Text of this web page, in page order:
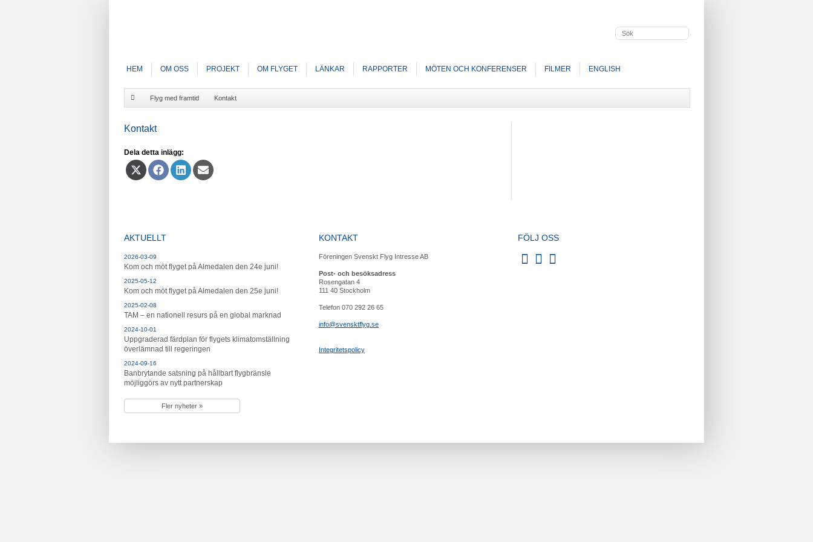
HEM OM OSS PROJEKT OM FLYGET LÄNKAR RAPPORTER MÖTEN OCH KONFERENSER FILMER ENGLISH
Flyg med framtid Kontakt
Kontakt
Dela detta inlägg:
Dela
på
Dela
på
Facebook
Dela
på
LinkedIn
Dela
på
AKTUELLT
2026-03-09
Kom och möt flyget på Almedalen den 24e juni!
2025-05-12
Kom och möt flyget på Almedalen den 25e juni!
2025-02-08
TAM – en nationell resurs på en global marknad
2024-10-01
Uppgraderad färdplan för flygets klimatomställning
överlämnad till regeringen
2024-09-16
Banbrytande satsning på hållbart flygbränsle
möjliggörs av nytt partnerskap
Fler nyheter »
KONTAKT
Föreningen Svenskt Flyg Intresse AB
Post- och besöksadress
Rosengatan 4
111 40 Stockholm
Telefon 070 292 26 65
info@svensktflyg.se
Integritetspolicy
FÖLJ OSS